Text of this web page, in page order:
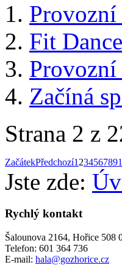
Provozní
Fit
Provozní
Začíná
Strana 2 z
ZačátekPředchozí1 23456789
Jste zde:
Rychlý kontakt
Šalounova 2164, Hořice 508
Telefon: 601 364 736
E-mail: hala@gozhorice.cz